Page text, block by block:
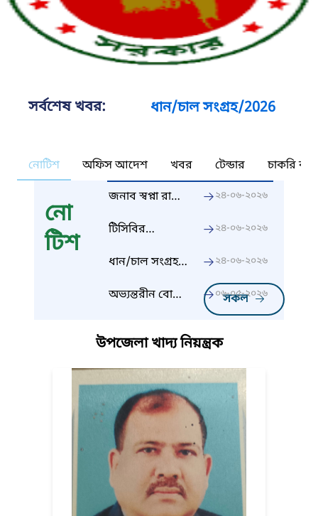
সর্বশেষ খবর: ধান/চাল সংগ্রহ/2026
নোটিশ অফিস আদেশ খবর টেন্ডার চাকরি
নো
টিশ
সকল
জনাব স্বপ্না রানী
পরিদর্শক এর
২৪-০৬-২০২৬
টিসিবির
২৪-০৬-২০২৬
ধান/চাল সংগ্রহ
২৪-০৬-২০২৬
অভ্যন্তরীন বোরো
০৬-০৫-২০২৬
উপজেলা খাদ্য নিয়ন্ত্রক